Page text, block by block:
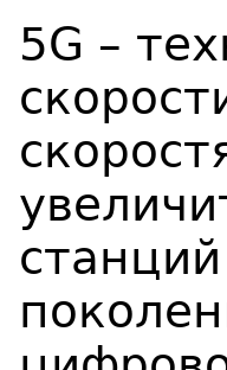
5G –